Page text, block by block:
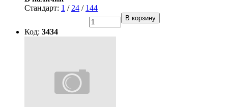
Стандарт: 1 / 24 / 144
В корзину
Код: 3434